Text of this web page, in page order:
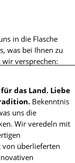
in die Flasche
was bei Ihnen zu
versprechen:
das Land. Liebe
Bekenntnis
uns die
Wir veredeln mit
von überlieferten